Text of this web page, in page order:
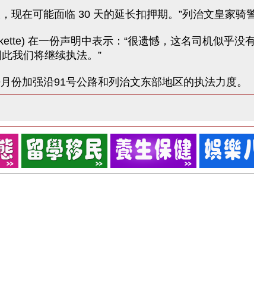
现在可能面临 30 天的延长扣押期。”列治文皇家骑
在一份声明中表示：“很遗憾，这名司机似乎没
我们将继续执法。”
份加强沿91号公路和列治文东部地区的执法力度。